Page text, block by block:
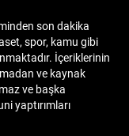
son dakika
spor, kamu gibi
İçeriklerinin
ve kaynak
ve başka
yaptırımları